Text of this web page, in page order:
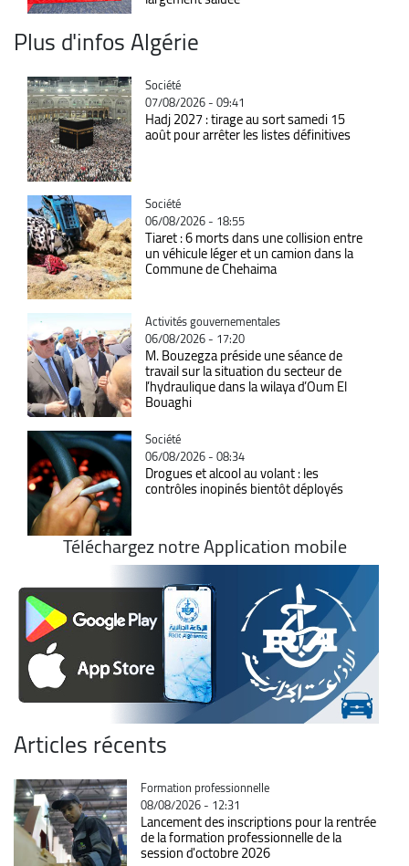
Plus d'infos Algérie
Catégorie
Société
07/08/2026 - 09:41
Hadj 2027 : tirage au sort samedi 15
août pour arrêter les listes définitives
Catégorie
Société
06/08/2026 - 18:55
Tiaret : 6 morts dans une collision entre
un véhicule léger et un camion dans la
Commune de Chehaima
Catégorie
Activités gouvernementales
06/08/2026 - 17:20
M. Bouzegza préside une séance de
travail sur la situation du secteur de
l’hydraulique dans la wilaya d’Oum El
Bouaghi
Catégorie
Société
06/08/2026 - 08:34
Drogues et alcool au volant : les
contrôles inopinés bientôt déployés
Téléchargez notre Application mobile
Articles récents
Catégorie
Formation professionnelle
08/08/2026 - 12:31
Lancement des inscriptions pour la rentrée
de la formation professionnelle de la
session d'octobre 2026